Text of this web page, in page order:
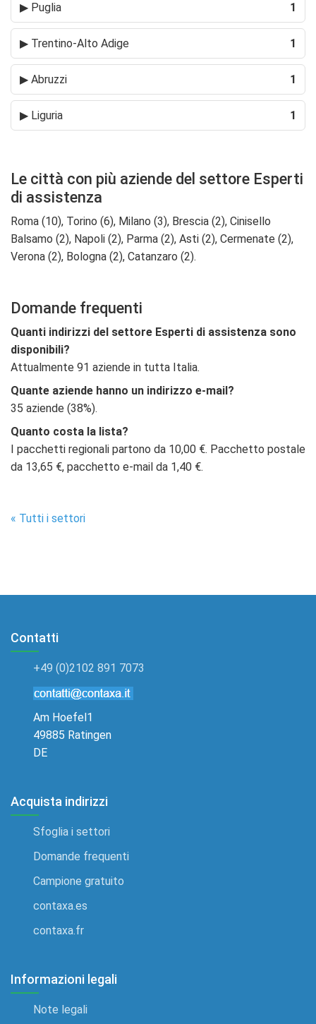
▶ Puglia 1
▶ Trentino-Alto Adige 1
▶ Abruzzi 1
▶ Liguria 1
Le città con più aziende del settore Esperti
di assistenza
Roma (10), Torino (6), Milano (3), Brescia (2), Cinisello
Balsamo (2), Napoli (2), Parma (2), Asti (2), Cermenate (2),
Verona (2), Bologna (2), Catanzaro (2).
Domande frequenti
Quanti indirizzi del settore Esperti di assistenza sono
disponibili?
Attualmente 91 aziende in tutta Italia.
Quante aziende hanno un indirizzo e-mail?
35 aziende (38%).
Quanto costa la lista?
I pacchetti regionali partono da 10,00 €. Pacchetto postale
da 13,65 €, pacchetto e-mail da 1,40 €.
« Tutti i settori
Contatti
+49 (0)2102 891 7073
Am Hoefel1
49885 Ratingen
DE
Acquista indirizzi
Sfoglia i settori
Domande frequenti
Campione gratuito
contaxa.es
contaxa.fr
Informazioni legali
Note legali